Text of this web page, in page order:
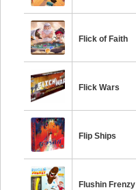
Flick of Faith
Flick Wars
Flip Ships
Flushin Frenzy